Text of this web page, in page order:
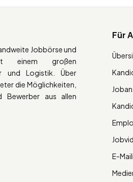
Jobbörse und
einem großen
und Logistik. Über
die Möglichkeiten,
Bewerber aus allen
Für
E-